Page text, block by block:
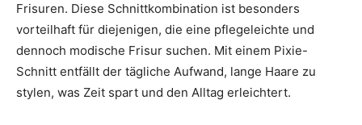
Frisuren. Diese Schnittkombination ist besonders
vorteilhaft für diejenigen, die eine pflegeleichte und
dennoch modische Frisur suchen. Mit einem Pixie-
Schnitt entfällt der tägliche Aufwand, lange Haare zu
stylen, was Zeit spart und den Alltag erleichtert.